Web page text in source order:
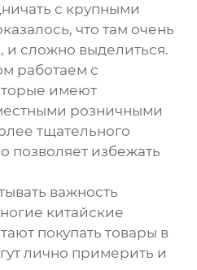
с крупными
что там очень
и сложно выделиться.
работаем с
имеют
розничными
тщательного
позволяет избежать
важность
китайские
покупать товары в
лично примерить и